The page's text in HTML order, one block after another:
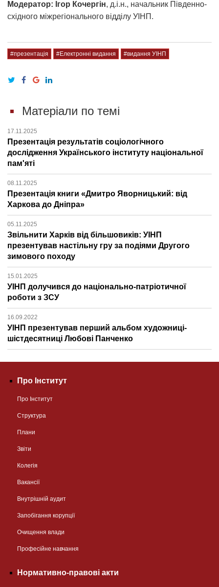
Модератор: Ігор Кочергін, д.і.н., начальник Південно-
східного міжрегіонального відділу УІНП.
#презентація #Електронні видання #видання УІНП
Матеріали по темі
17.11.2025
Презентація результатів соціологічного
дослідження Українського інституту національної
пам'яті​​​​​​​
08.11.2025
Презентація книги «Дмитро Яворницький: від
Харкова до Дніпра»
05.11.2025
Звільнити Харків від більшовиків: УІНП
презентував настільну гру за подіями Другого
зимового походу
15.01.2025
УІНП долучився до національно-патріотичної
роботи з ЗСУ
16.09.2022
УІНП презентував перший альбом художниці-
шістдесятниці Любові Панченко
Про Інститут
Про Інститут
Структура
Плани
Звіти
Колегія
Вакансії
Внутрішній аудит
Запобігання корупції
Очищення влади
Професійне навчання
Нормативно-правові акти